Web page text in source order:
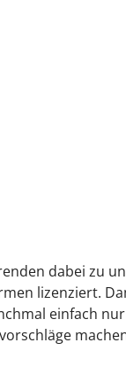
dabei zu
lizenziert.
einfach